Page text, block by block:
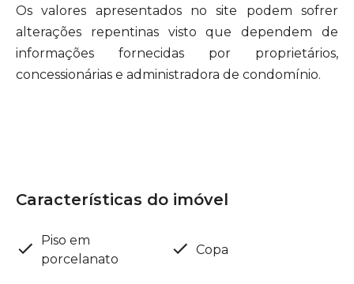
Os valores apresentados no site podem sofrer
alterações repentinas visto que dependem de
informações fornecidas por proprietários,
concessionárias e administradora de condomínio.
Características do imóvel
Piso em
porcelanato
Copa